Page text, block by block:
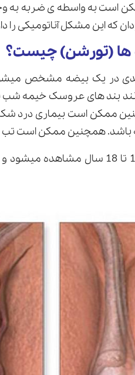
است به واسطه ی ضربه
که این مشکل آناتومیکی
ها (تورشن) چیست؟
در یک بیضه مشخص
بند های عروسک خیمه شب
ممکن است بیماری درد
باشد. همچنین ممکن است تب